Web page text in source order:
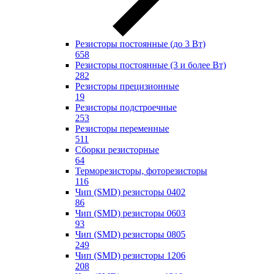
Резисторы постоянные (до 3 Вт)
658
Резисторы постоянные (3 и более Вт)
282
Резисторы прецизионные
19
Резисторы подстроечные
253
Резисторы переменные
511
Сборки резисторные
64
Терморезисторы, фоторезисторы
116
Чип (SMD) резисторы 0402
86
Чип (SMD) резисторы 0603
93
Чип (SMD) резисторы 0805
249
Чип (SMD) резисторы 1206
208